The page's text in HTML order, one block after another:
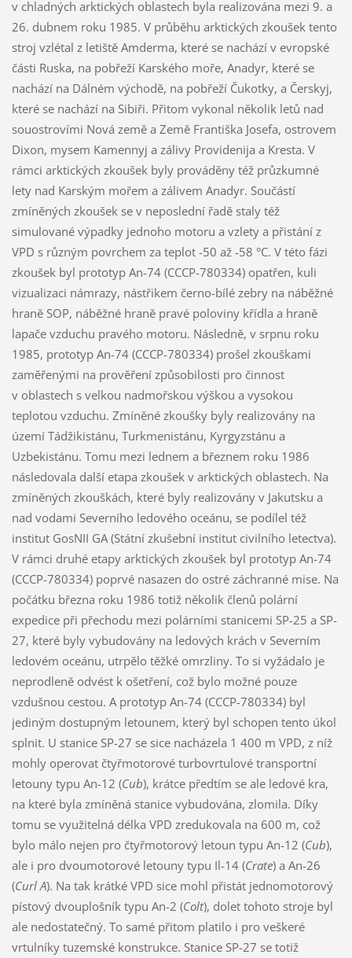
v chladných arktických oblastech byla realizována mezi 9. a
26. dubnem roku 1985. V průběhu arktických zkoušek tento
stroj vzlétal z letiště Amderma, které se nachází v evropské
části Ruska, na pobřeží Karského moře, Anadyr, které se
nachází na Dálném východě, na pobřeží Čukotky, a Čerskyj,
které se nachází na Sibiři. Přitom vykonal několik letů nad
souostrovími Nová země a Země Františka Josefa, ostrovem
Dixon, mysem Kamennyj a zálivy Providenija a Kresta. V
rámci arktických zkoušek byly prováděny též průzkumné
lety nad Karským mořem a zálivem Anadyr. Součástí
zmíněných zkoušek se v neposlední řadě staly též
simulované výpadky jednoho motoru a vzlety a přistání z
VPD s různým povrchem za teplot -50 až -58 °C. V této fázi
zkoušek byl prototyp An-74 (CCCP-780334) opatřen, kuli
vizualizaci námrazy, nástřikem černo-bílé zebry na náběžné
hraně SOP, náběžné hraně pravé poloviny křídla a hraně
lapače vzduchu pravého motoru. Následně, v srpnu roku
1985, prototyp An-74 (CCCP-780334) prošel zkouškami
zaměřenými na prověření způsobilosti pro činnost
v oblastech s velkou nadmořskou výškou a vysokou
teplotou vzduchu. Zmíněné zkoušky byly realizovány na
území Tádžikistánu, Turkmenistánu, Kyrgyzstánu a
Uzbekistánu. Tomu mezi lednem a březnem roku 1986
následovala další etapa zkoušek v arktických oblastech. Na
zmíněných zkouškách, které byly realizovány v Jakutsku a
nad vodami Severního ledového oceánu, se podílel též
institut GosNII GA (Státní zkušební institut civilního letectva).
V rámci druhé etapy arktických zkoušek byl prototyp An-74
(CCCP-780334) poprvé nasazen do ostré záchranné mise. Na
počátku března roku 1986 totiž několik členů polární
expedice při přechodu mezi polárními stanicemi SP-25 a SP-
27, které byly vybudovány na ledových krách v Severním
ledovém oceánu, utrpělo těžké omrzliny. To si vyžádalo je
neprodleně odvést k ošetření, což bylo možné pouze
vzdušnou cestou. A prototyp An-74 (CCCP-780334) byl
jediným dostupným letounem, který byl schopen tento úkol
splnit. U stanice SP-27 se sice nacházela 1 400 m VPD, z níž
mohly operovat čtyřmotorové turbovrtulové transportní
letouny typu An-12 (Cub), krátce předtím se ale ledové kra,
na které byla zmíněná stanice vybudována, zlomila. Díky
tomu se využitelná délka VPD zredukovala na 600 m, což
bylo málo nejen pro čtyřmotorový letoun typu An-12 (Cub),
ale i pro dvoumotorové letouny typu Il-14 (Crate) a An-26
(Curl A). Na tak krátké VPD sice mohl přistát jednomotorový
pístový dvouplošník typu An-2 (Colt), dolet tohoto stroje byl
ale nedostatečný. To samé přitom platilo i pro veškeré
vrtulníky tuzemské konstrukce. Stanice SP-27 se totiž